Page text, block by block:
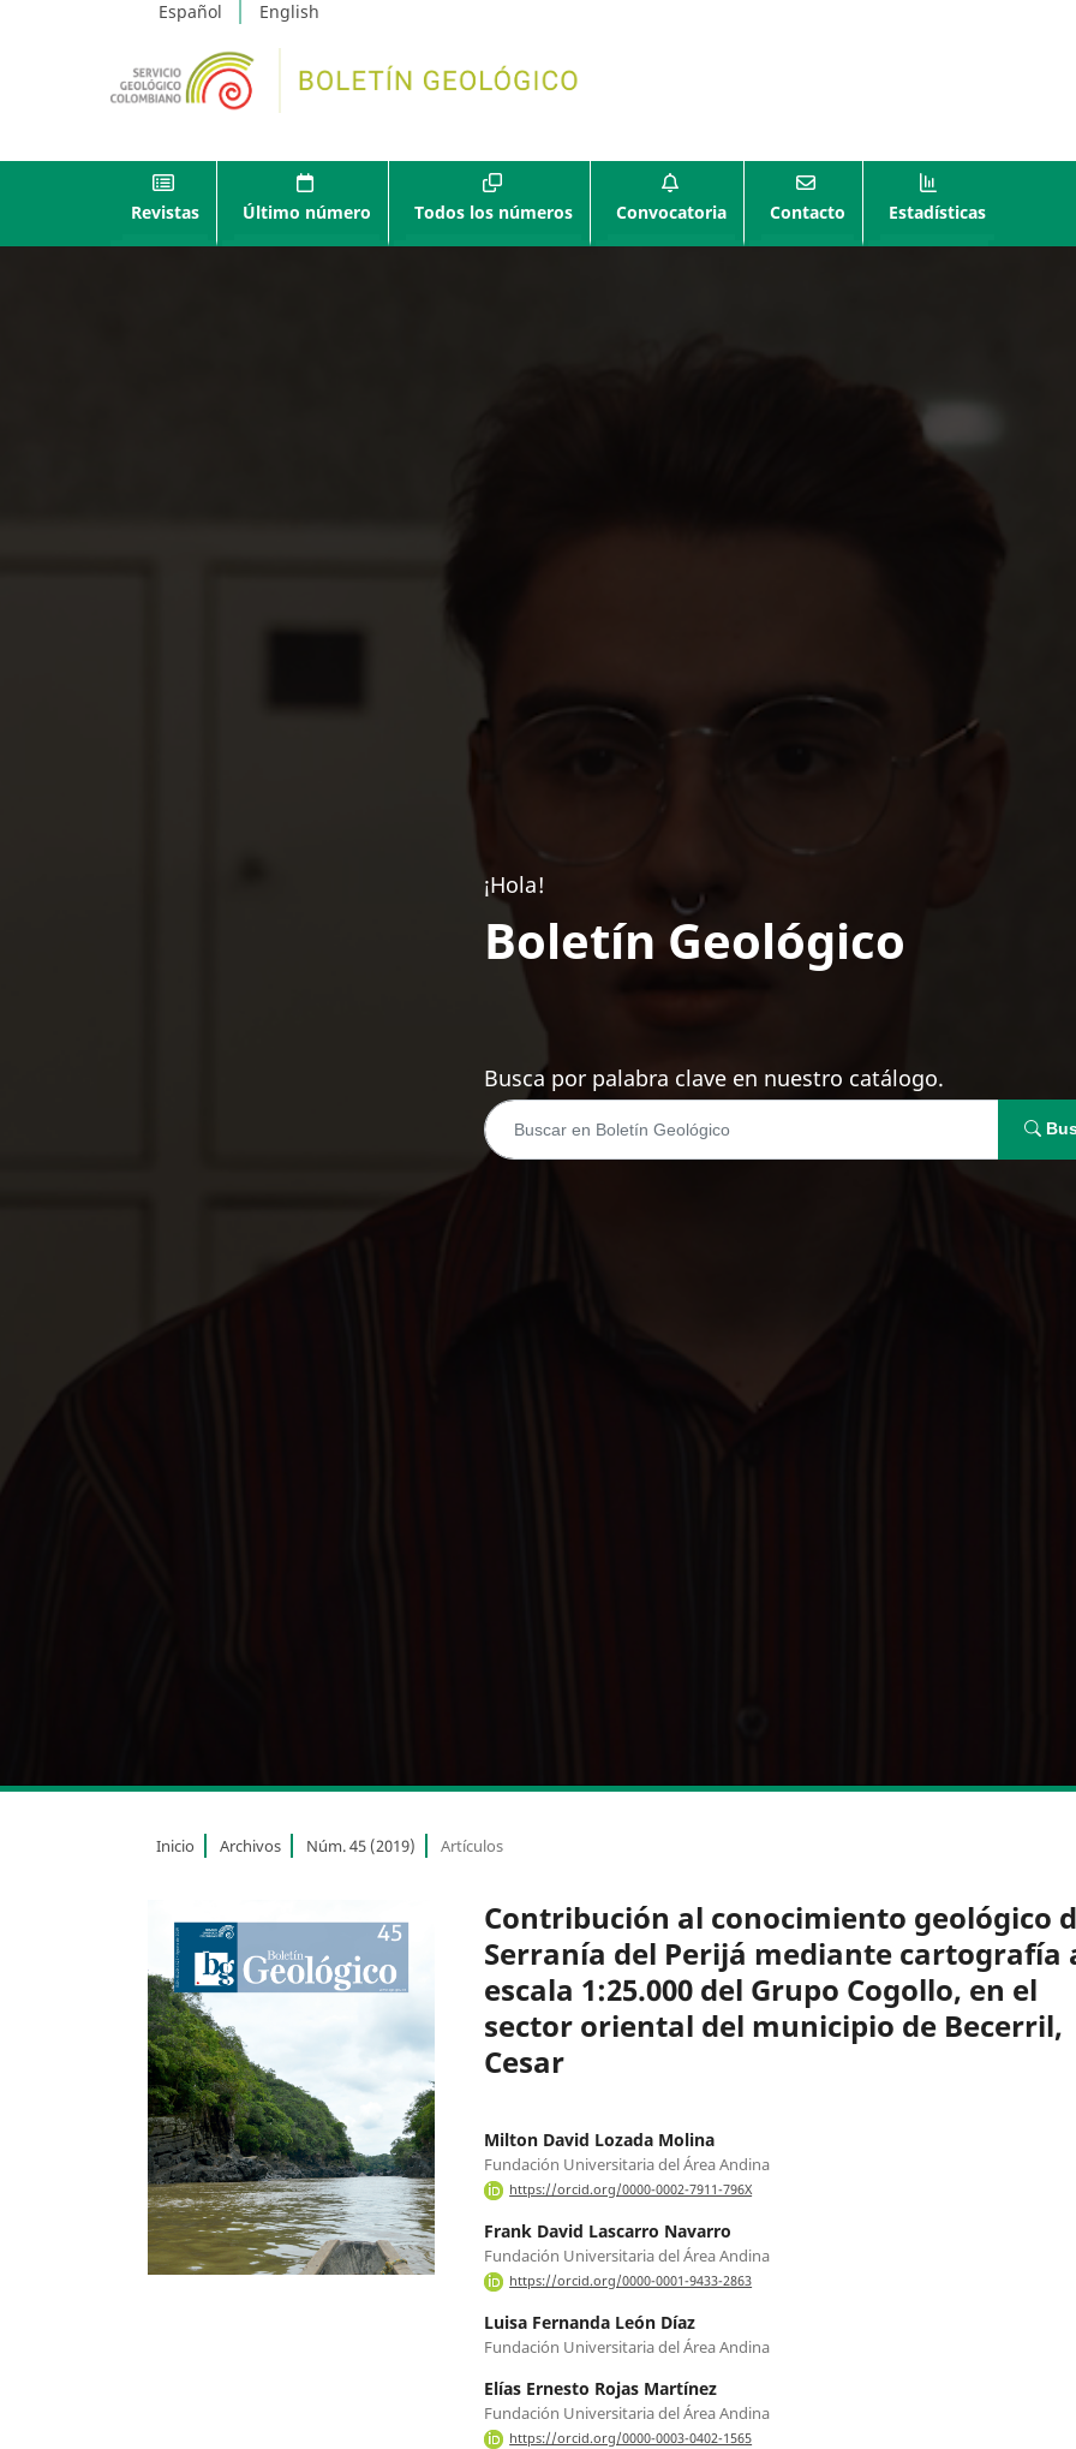
Español English
Revistas Último número Todos los números Convocatoria Contacto Estadísticas
¡Hola!
Boletín Geológico
Busca por palabra clave en nuestro catálogo.
Inicio Archivos Núm. 45 (2019) Artículos
Contribución al conocimiento geológico
Serranía del Perijá mediante cartografía
escala 1:25.000 del Grupo Cogollo, en el
sector oriental del municipio de Becerril,
Cesar
Milton David Lozada Molina
Fundación Universitaria del Área Andina
https://orcid.org/0000-0002-7911-796X
Frank David Lascarro Navarro
Fundación Universitaria del Área Andina
https://orcid.org/0000-0001-9433-2863
Luisa Fernanda León Díaz
Fundación Universitaria del Área Andina
Elías Ernesto Rojas Martínez
Fundación Universitaria del Área Andina
https://orcid.org/0000-0003-0402-1565